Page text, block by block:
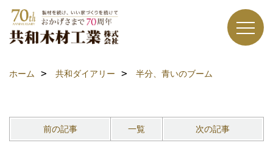
ホーム 共和ダイアリー 半分、青いのブーム
前の記事 一覧 次の記事